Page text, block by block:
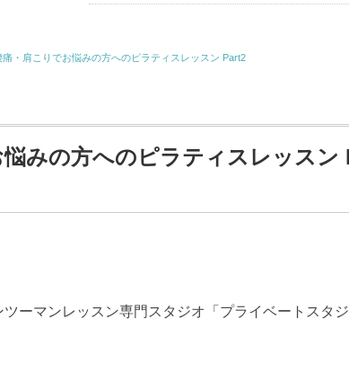
痛・肩こりでお悩みの方へのピラティスレッスン Part2
みの方へのピラティスレッスン
ーマンレッスン専門スタジオ「プライベートスタ